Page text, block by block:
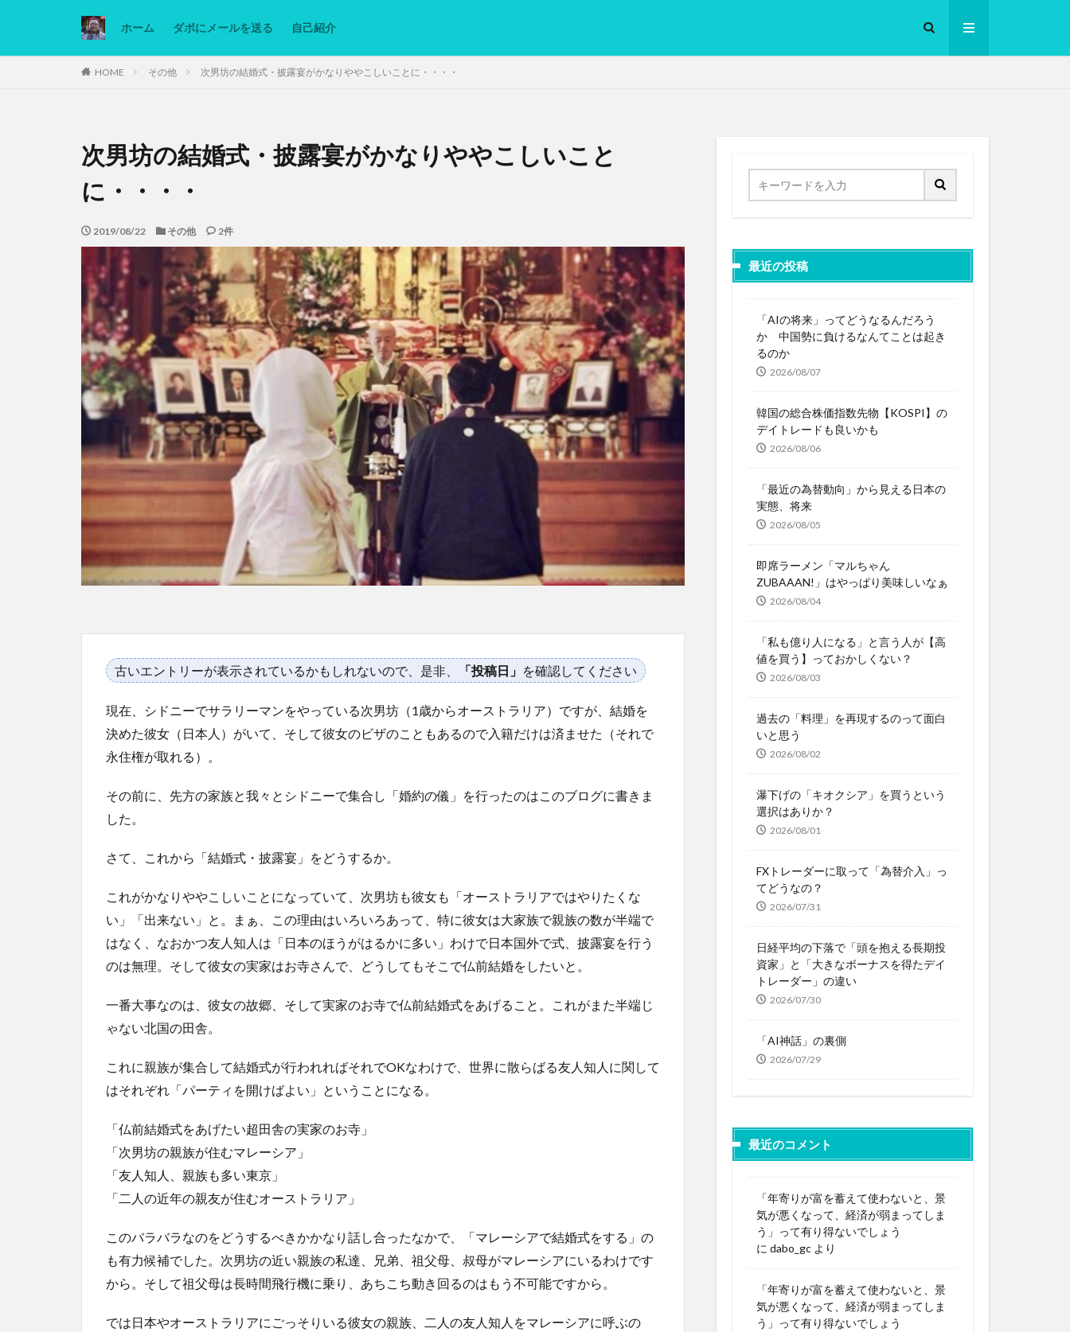
ホーム ダボにメールを送る 自己紹介
HOME その他 次男坊の結婚式・披露宴がかなりややこしいことに・・・・
次男坊の結婚式・披露宴がかなりややこしいこと
に・・・・
2019/08/22 その他 2件
古いエントリーが表示されているかもしれないので、是非、 「投稿日」 を確認してください
現在、シドニーでサラリーマンをやっている次男坊（1歳からオーストラリア）ですが、結婚を
決めた彼女（日本人）がいて、そして彼女のビザのこともあるので入籍だけは済ませた（それで
永住権が取れる）。
その前に、先方の家族と我々とシドニーで集合し「婚約の儀」を行ったのはこのブログに書きま
した。
さて、これから「結婚式・披露宴」をどうするか。
これがかなりややこしいことになっていて、次男坊も彼女も「オーストラリアではやりたくな
い」「出来ない」と。まぁ、この理由はいろいろあって、特に彼女は大家族で親族の数が半端で
はなく、なおかつ友人知人は「日本のほうがはるかに多い」わけで日本国外で式、披露宴を行う
のは無理。そして彼女の実家はお寺さんで、どうしてもそこで仏前結婚をしたいと。
一番大事なのは、彼女の故郷、そして実家のお寺で仏前結婚式をあげること。これがまた半端じ
ゃない北国の田舎。
これに親族が集合して結婚式が行われればそれでOKなわけで、世界に散らばる友人知人に関して
はそれぞれ「パーティを開けばよい」ということになる。
「仏前結婚式をあげたい超田舎の実家のお寺」
「次男坊の親族が住むマレーシア」
「友人知人、親族も多い東京」
「二人の近年の親友が住むオーストラリア」
このバラバラなのをどうするべきかかなり話し合ったなかで、「マレーシアで結婚式をする」の
も有力候補でした。次男坊の近い親族の私達、兄弟、祖父母、叔母がマレーシアにいるわけです
から。そして祖父母は長時間飛行機に乗り、あちこち動き回るのはもう不可能ですから。
では日本やオーストラリアにごっそりいる彼女の親族、二人の友人知人をマレーシアに呼ぶの
最近の投稿
「AIの将来」ってどうなるんだろう
か 中国勢に負けるなんてことは起き
るのか
2026/08/07
韓国の総合株価指数先物【KOSPI】の
デイトレードも良いかも
2026/08/06
「最近の為替動向」から見える日本の
実態、将来
2026/08/05
即席ラーメン「マルちゃん
ZUBAAAN!」はやっぱり美味しいなぁ
2026/08/04
「私も億り人になる」と言う人が【高
値を買う】っておかしくない？
2026/08/03
過去の「料理」を再現するのって面白
いと思う
2026/08/02
瀑下げの「キオクシア」を買うという
選択はありか？
2026/08/01
FXトレーダーに取って「為替介入」っ
てどうなの？
2026/07/31
日経平均の下落で「頭を抱える長期投
資家」と「大きなボーナスを得たデイ
トレーダー」の違い
2026/07/30
「AI神話」の裏側
2026/07/29
最近のコメント
「年寄りが富を蓄えて使わないと、景
気が悪くなって、経済が弱まってしま
う」って有り得ないでしょう
に dabo_gc より
「年寄りが富を蓄えて使わないと、景
気が悪くなって、経済が弱まってしま
う」って有り得ないでしょう
カテゴリー
Ninjatrader PC グリグリ画像 マレーシア動画 ヨーグルト